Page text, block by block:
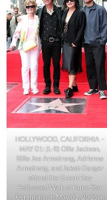
HOLLYWOOD, CALIFORNIA –
MAY 01: (L-R) Ollie Jackson,
Billie Joe Armstrong, Adrienne
Armstrong, and Jakob Danger
attend the Green Day
Hollywood Walk of Fame Star
Ceremony on May 01, 2025 in